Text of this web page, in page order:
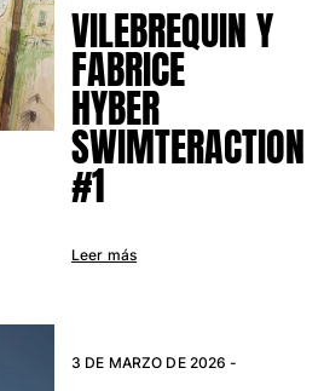
y Gorras
VILEBREQUIN Y
FABRICE
HYBER
SWIMTERACTION
#1
Leer más
3 DE MARZO DE 2026 -